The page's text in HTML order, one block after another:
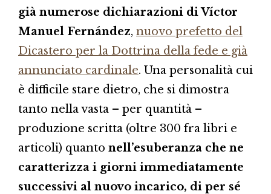
già numerose dichiarazioni di Víctor
Manuel Fernández, nuovo prefetto del
Dicastero per la Dottrina della fede e già
annunciato cardinale. Una personalità cui
è difficile stare dietro, che si dimostra
tanto nella vasta – per quantità –
produzione scritta (oltre 300 fra libri e
articoli) quanto nell’esuberanza che ne
caratterizza i giorni immediatamente
successivi al nuovo incarico, di per sé